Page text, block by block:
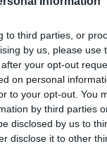
to third parties, or
by us, please use
your opt-out
on personal
to your opt-out. You
by third parties
disclosed by us to
disclose it to other
w